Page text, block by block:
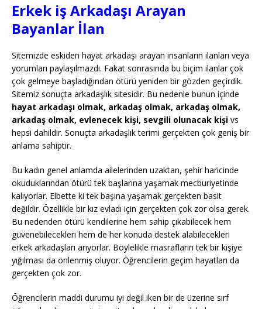
Erkek iş Arkadaşı Arayan
Bayanlar İlan
Sitemizde eskiden hayat arkadaşı arayan insanların ilanları veya
yorumları paylaşılmazdı. Fakat sonrasında bu biçim ilanlar çok
çok gelmeye başladığından ötürü yeniden bir gözden geçirdik.
Sitemiz sonuçta arkadaşlık sitesidir. Bu nedenle bunun içinde
hayat arkadaşı olmak, arkadaş olmak, arkadaş olmak,
arkadaş olmak, evlenecek kişi, sevgili olunacak kişi vs
hepsi dahildir. Sonuçta arkadaşlık terimi gerçekten çok geniş bir
anlama sahiptir.
Bu kadın genel anlamda ailelerinden uzaktan, şehir haricinde
okuduklarından ötürü tek başlarına yaşamak mecburiyetinde
kalıyorlar. Elbette ki tek başına yaşamak gerçekten basit
değildir. Özellikle bir kız evladı için gerçekten çok zor olsa gerek.
Bu nedenden ötürü kendilerine hem sahip çıkabilecek hem
güvenebilecekleri hem de her konuda destek alabilecekleri
erkek arkadaşları arıyorlar. Böylelikle masrafların tek bir kişiye
yığılması da önlenmiş oluyor. Öğrencilerin geçim hayatları da
gerçekten çok zor.
Öğrencilerin maddi durumu iyi değil iken bir de üzerine sırf